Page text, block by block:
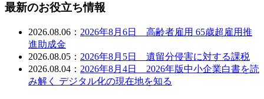
最新のお役立ち情報
2026.08.06： 2026年8月6日 高齢者雇用 65歳超雇用推
進助成金
2026.08.05： 2026年8月5日 遺留分侵害に対する課税
2026.08.04： 2026年8月4日 2026年版中小企業白書を読
み解く デジタル化の現在地を知る